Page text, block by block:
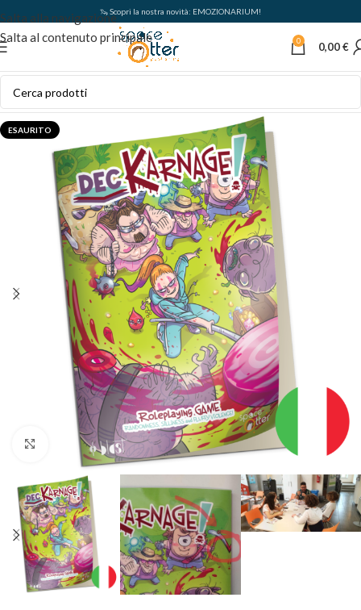
Salta alla navigazione
Salta al contenuto principale
🦦 Scopri la nostra novità: EMOZIONARIUM!
0 0,00€
ESAURITO
Clicca per ingrandire